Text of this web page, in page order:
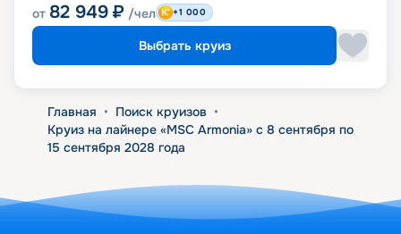
от 82 949 ₽ /чел +1 000
Выбрать круиз
Главная • Поиск круизов •
Круиз на лайнере «MSC Armonia» с 8 сентября по
15 сентября 2028 года